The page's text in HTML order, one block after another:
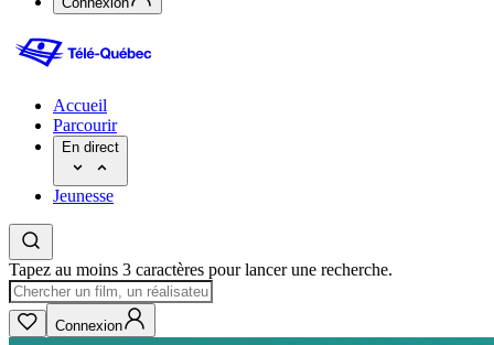
Accueil
Parcourir
En direct
Jeunesse
Tapez au moins 3 caractères pour lancer une recherche.
Connexion